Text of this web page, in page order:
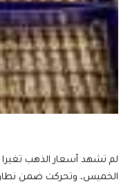
لم تشهد أسعار الذهب تغيرا
الخميس، وتحركت ضمن